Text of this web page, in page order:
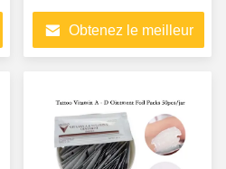
d'Embroidery Eyebrow Lip
d'agent d'essence de
réparation de tatouage
Obtenez le meilleur